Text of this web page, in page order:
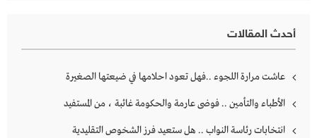
أحدث المقالات
عاشت مرارة اللجوء ..فهل تعود احلامها في ضيعتها الصغيرة
الأطباء والتأمين .. فوضى عارمة والحكومة غائبة ، من المستفيد
انتخابات رئاسة النواب .. هل ستعيد فرز الشخوص التقليدية